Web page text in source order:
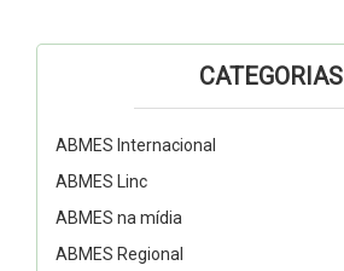
CATEGORIAS
ABMES Internacional
ABMES Linc
ABMES na mídia
ABMES Regional